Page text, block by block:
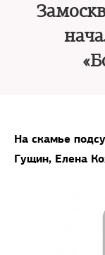
На скамье
Гущин, Елена